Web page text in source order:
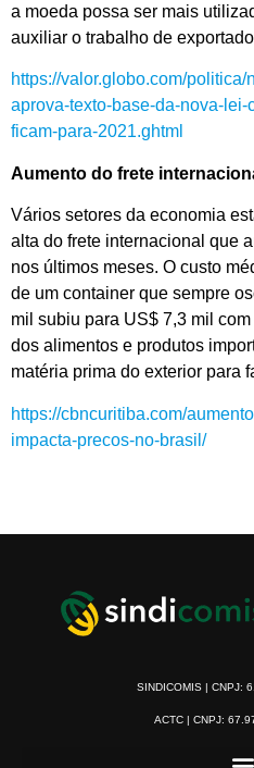
a moeda possa ser mais
auxiliar o trabalho de
https://valor.globo.com/
aprova-texto-base-da-nova-
ficam-para-2021.ghtml
Aumento do frete
Vários setores da economia
alta do frete internacional que
nos últimos meses. O custo
de um container que sempre
mil subiu para US$ 7,3 mil
dos alimentos e produtos
matéria prima do exterior para
https://cbncuritiba.com/
impacta-precos-no-brasil/
SINDICOMIS | CNPJ:
ACTC | CNPJ: